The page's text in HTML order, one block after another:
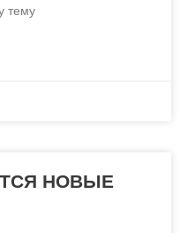
тему
НОВЫЕ